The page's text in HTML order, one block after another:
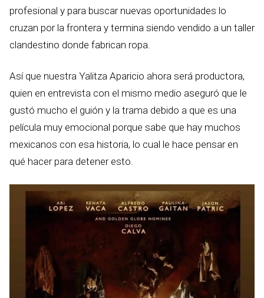
profesional y para buscar nuevas oportunidades lo
cruzan por la frontera y termina siendo vendido a un taller
clandestino donde fabrican ropa.
Así que nuestra Yalitza Aparicio ahora será productora,
quien en entrevista con el mismo medio aseguró que le
gustó mucho el guión y la trama debido a que es una
película muy emocional porque sabe que hay muchos
mexicanos con esa historia, lo cual le hace pensar en
qué hacer para detener esto.